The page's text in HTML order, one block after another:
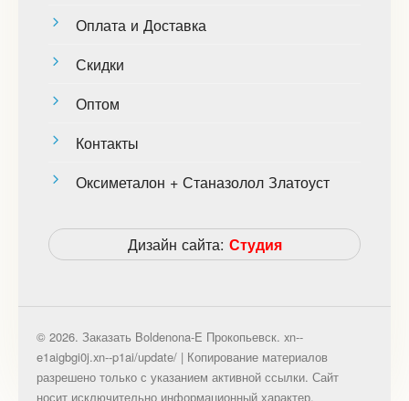
Оплата и Доставка
Скидки
Оптом
Контакты
Оксиметалон + Станазолол Златоуст
Дизайн сайта: Студия
© 2026. Заказать Boldenona-E Прокопьевск. xn--
e1aigbgi0j.xn--p1ai/update/ | Копирование материалов
разрешено только с указанием активной ссылки. Сайт
носит исключительно информационный характер.